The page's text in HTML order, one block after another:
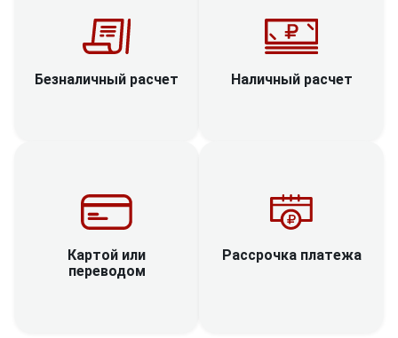
Безналичный расчет Наличный расчет
Картой или
переводом
Рассрочка платежа